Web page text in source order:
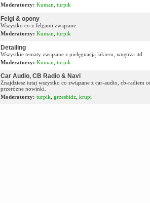
Moderatorzy: Kuman turpik
Felgi & opony
Wszystko co z felgami związane.
Moderatorzy: Kuman turpik
Detailing
Wszystkie tematy związane z pielęgnacją lakieru, wnętrza itd.
Moderatorzy: Kuman turpik
Car Audio, CB Radio & Navi
Znajdziesz tutaj wszystko co związane z car-audio, cb-radiem
przeróżne nowinki.
Moderatorzy: turpik grzesbidz, krupi